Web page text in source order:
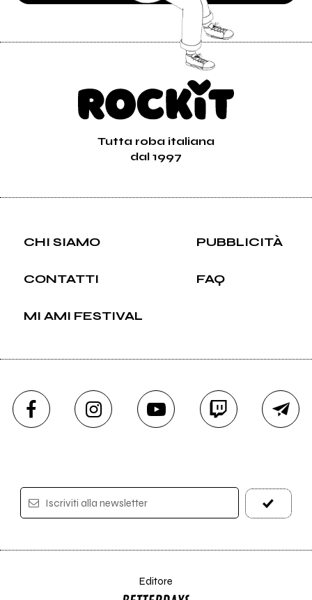
Tutta roba italiana
dal 1997
CHI SIAMO PUBBLICITÀ
CONTATTI FAQ
MI AMI FESTIVAL
Iscriviti alla newsletter
Editore